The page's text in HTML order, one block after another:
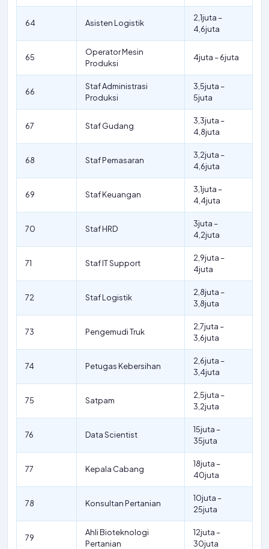
64 Asisten Logistik
2,1juta –
4,6juta
65
Operator Mesin
Produksi
4juta – 6juta
66
Staf Administrasi
Produksi
3,5juta –
5juta
67 Staf Gudang
3,3juta –
4,8juta
68 Staf Pemasaran
3,2juta –
4,6juta
69 Staf Keuangan
3,1juta –
4,4juta
70 Staf HRD
3juta –
4,2juta
71 Staf IT Support
2,9juta –
4juta
72 Staf Logistik
2,8juta –
3,8juta
73 Pengemudi Truk
2,7juta –
3,6juta
74 Petugas Kebersihan
2,6juta –
3,4juta
75 Satpam
2,5juta –
3,2juta
76 Data Scientist
15juta –
35juta
77 Kepala Cabang
18juta –
40juta
78 Konsultan Pertanian
10juta –
25juta
79
Ahli Bioteknologi
Pertanian
12juta –
30juta